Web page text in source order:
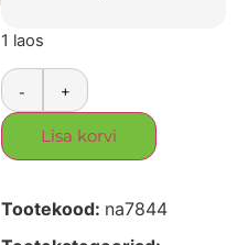
1 laos
- +
Lisa korvi
Tootekood: na7844